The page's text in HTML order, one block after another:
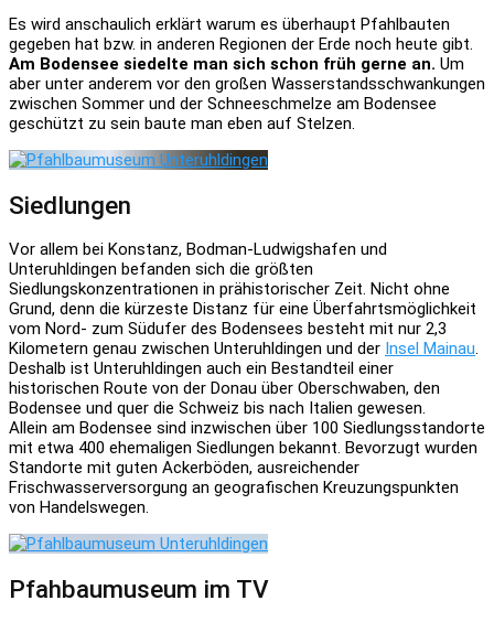
Es wird anschaulich erklärt warum es überhaupt Pfahlbauten
gegeben hat bzw. in anderen Regionen der Erde noch heute gibt.
Am Bodensee siedelte man sich schon früh gerne an. Um
aber unter anderem vor den großen Wasserstandsschwankungen
zwischen Sommer und der Schneeschmelze am Bodensee
geschützt zu sein baute man eben auf Stelzen.
Siedlungen
Vor allem bei Konstanz, Bodman-Ludwigshafen und
Unteruhldingen befanden sich die größten
Siedlungskonzentrationen in prähistorischer Zeit. Nicht ohne
Grund, denn die kürzeste Distanz für eine Überfahrtsmöglichkeit
vom Nord- zum Südufer des Bodensees besteht mit nur 2,3
Kilometern genau zwischen Unteruhldingen und der Insel Mainau.
Deshalb ist Unteruhldingen auch ein Bestandteil einer
historischen Route von der Donau über Oberschwaben, den
Bodensee und quer die Schweiz bis nach Italien gewesen.
Allein am Bodensee sind inzwischen über 100 Siedlungsstandorte
mit etwa 400 ehemaligen Siedlungen bekannt. Bevorzugt wurden
Standorte mit guten Ackerböden, ausreichender
Frischwasserversorgung an geografischen Kreuzungspunkten
von Handelswegen.
Pfahbaumuseum im TV